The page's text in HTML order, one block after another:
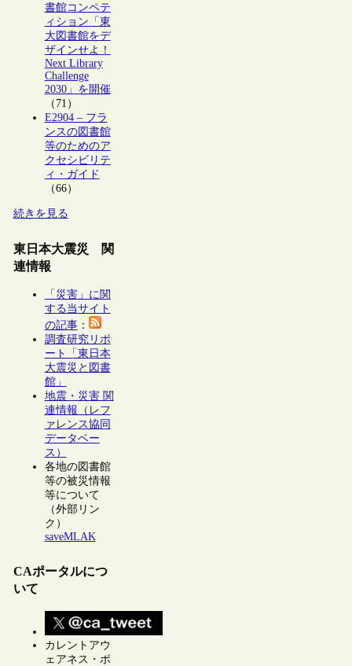
書館コンペテ
ィション「東
大図書館をデ
ザインせよ！
Next Library
Challenge
2030」を開催
（71）
E2904 – フラ
ンスの図書館
等のためのア
クセシビリテ
ィ・ガイド
（66）
続きを見る
東日本大震災 関
連情報
「災害」に関
する当サイト
の記事：
調査研究リポ
ート「東日本
大震災と図書
館」
地震・災害 関
連情報（レフ
ァレンス協同
データベー
ス）
各地の図書館
等の被災情報
等について
（外部リン
ク）
saveMLAK
CAポータルにつ
いて
カレントアウ
ェアネス・ポ